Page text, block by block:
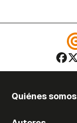
Quiénes somos